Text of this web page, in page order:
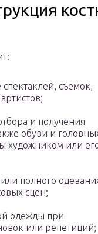
съемок,
и получения
обуви и
художником или
полного
сцен;
одежды при
или репетиций;